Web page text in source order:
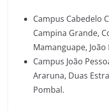
Campus Cabedelo
Campina Grande,
Mamanguape,
Campus João
Araruna, Duas
Pombal.